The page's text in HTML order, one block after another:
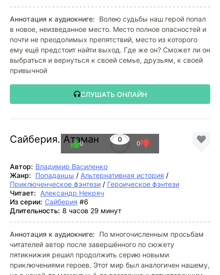
Аннотация к аудиокниге:
Волею судьбы наш герой попал
в новое, неизведанное место. Место полное опасностей и
почти не преодолимых препятствий, место из которого
ему ещё предстоит найти выход. Где же он? Сможет ли он
выбраться и вернуться к своей семье, друзьям, к своей
привычной
СЛУШАТЬ ОНЛАЙН
Сайберия. Атаман 0
0 0
Автор: Владимир Василенко
Жанр:
Попаданцы / Альтернативная история /
Приключенческое фэнтези / Героическое фэнтези
Читает:
Александр Некряч
Из серии: Сайберия #6
Длительность: 8 часов 29 минут
Аннотация к аудиокниге:
По многочисленным просьбам
читателей автор после завершённого по сюжету
пятикнижия решил продолжить серию новыми
приключениями героев. Этот мир был аналогичен нашему,